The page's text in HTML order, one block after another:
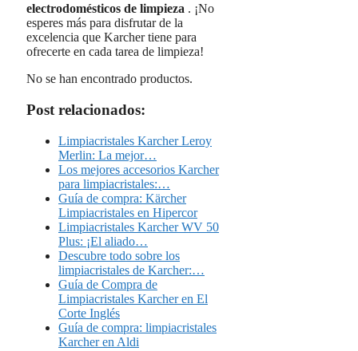
electrodomésticos de limpieza . ¡No
esperes más para disfrutar de la
excelencia que Karcher tiene para
ofrecerte en cada tarea de limpieza!
No se han encontrado productos.
Post relacionados:
Limpiacristales Karcher Leroy
Merlin: La mejor…
Los mejores accesorios Karcher
para limpiacristales:…
Guía de compra: Kärcher
Limpiacristales en Hipercor
Limpiacristales Karcher WV 50
Plus: ¡El aliado…
Descubre todo sobre los
limpiacristales de Karcher:…
Guía de Compra de
Limpiacristales Karcher en El
Corte Inglés
Guía de compra: limpiacristales
Karcher en Aldi